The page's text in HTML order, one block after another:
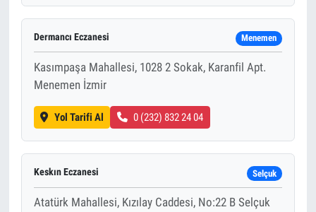
Dermancı Eczanesi Menemen
Kasımpaşa Mahallesi, 1028 2 Sokak, Karanfil Apt.
Menemen İzmir
Yol Tarifi Al 0 (232) 832 24 04
Keskın Eczanesi Selçuk
Atatürk Mahallesi, Kızılay Caddesi, No:22 B Selçuk